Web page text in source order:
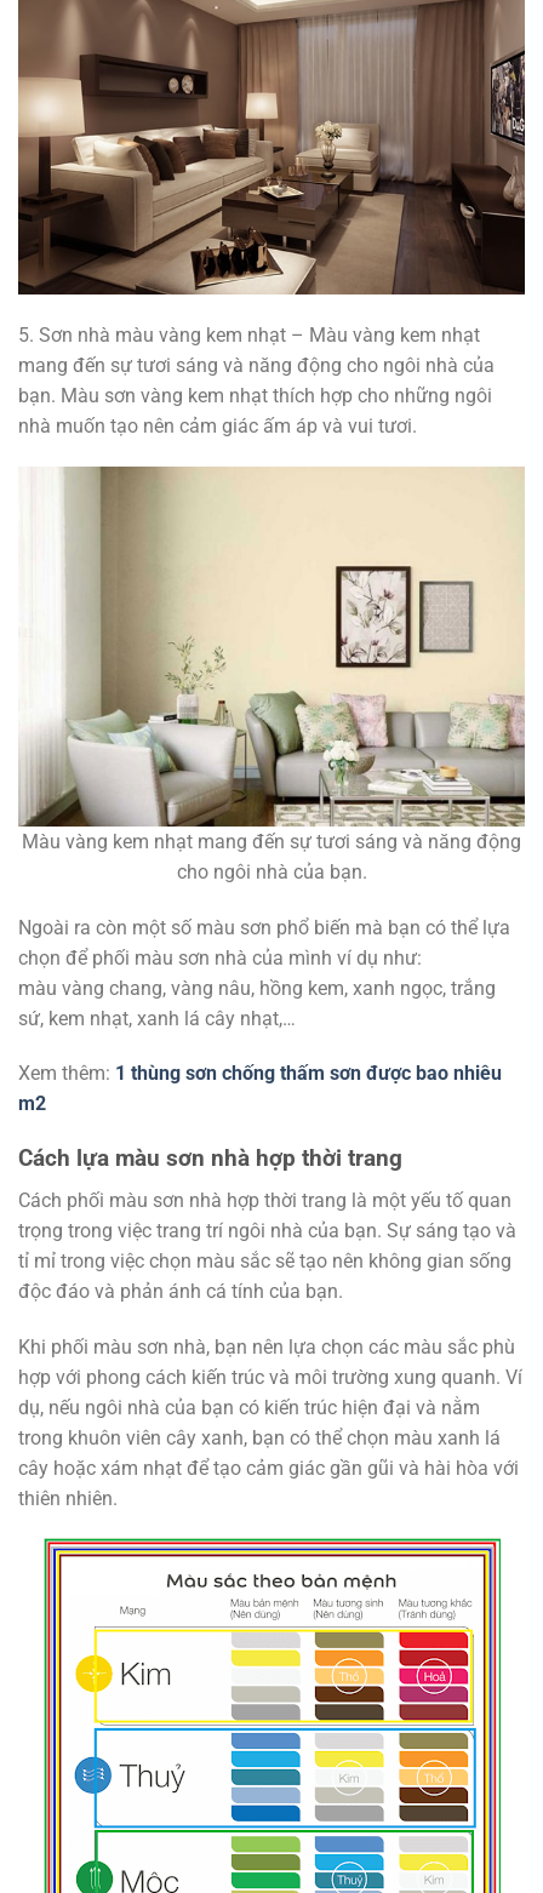
5. Sơn nhà màu vàng kem nhạt – Màu vàng kem nhạt
mang đến sự tươi sáng và năng động cho ngôi nhà của
bạn. Màu sơn vàng kem nhạt thích hợp cho những ngôi
nhà muốn tạo nên cảm giác ấm áp và vui tươi.
Màu vàng kem nhạt mang đến sự tươi sáng và năng động
cho ngôi nhà của bạn.
Ngoài ra còn một số màu sơn phổ biến mà bạn có thể lựa
chọn để phối màu sơn nhà của mình ví dụ như:
màu vàng chang, vàng nâu, hồng kem, xanh ngọc, trắng
sứ, kem nhạt, xanh lá cây nhạt,…
Xem thêm: 1 thùng sơn chống thấm sơn được bao nhiêu
m2
Cách lựa màu sơn nhà hợp thời trang
Cách phối màu sơn nhà hợp thời trang là một yếu tố quan
trọng trong việc trang trí ngôi nhà của bạn. Sự sáng tạo và
tỉ mỉ trong việc chọn màu sắc sẽ tạo nên không gian sống
độc đáo và phản ánh cá tính của bạn.
Khi phối màu sơn nhà, bạn nên lựa chọn các màu sắc phù
hợp với phong cách kiến trúc và môi trường xung quanh. Ví
dụ, nếu ngôi nhà của bạn có kiến trúc hiện đại và nằm
trong khuôn viên cây xanh, bạn có thể chọn màu xanh lá
cây hoặc xám nhạt để tạo cảm giác gần gũi và hài hòa với
thiên nhiên.